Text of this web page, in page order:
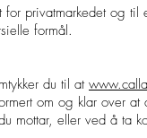
privatmarkedet og til
formål.
du til at
om og klar over at
mottar, eller ved å ta